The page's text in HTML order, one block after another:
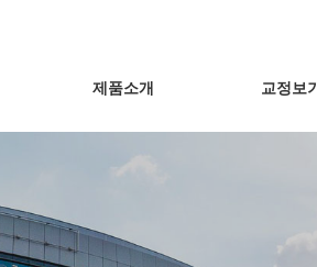
제품소개 교정보기